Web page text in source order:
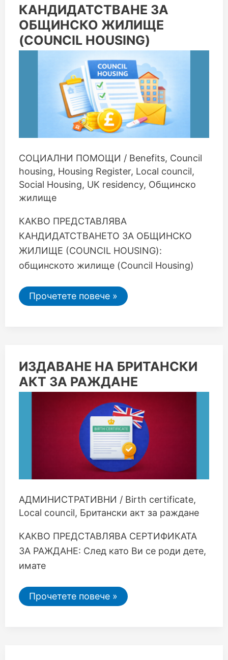
КАНДИДАТСТВАНЕ ЗА
ОБЩИНСКО ЖИЛИЩЕ
(COUNCIL HOUSING)
СОЦИАЛНИ ПОМОЩИ / Benefits, Council
housing, Housing Register, Local council,
Social Housing, UK residency, Общинско
жилище
КАКВО ПРЕДСТАВЛЯВА
КАНДИДАТСТВАНЕТО ЗА ОБЩИНСКО
ЖИЛИЩЕ (COUNCIL HOUSING):
общинското жилище (Council Housing)
КАНДИДАТСТВАНЕ
ЗА
ОБЩИНСКО
ЖИЛИЩЕ
(COUNCIL
HOUSING)
Прочетете повече »
ИЗДАВАНЕ НА БРИТАНСКИ
АКТ ЗА РАЖДАНЕ
АДМИНИСТРАТИВНИ / Birth certificate,
Local council, Британски акт за раждане
КАКВО ПРЕДСТАВЛЯВА СЕРТИФИКАТА
ЗА РАЖДАНЕ: След като Ви се роди дете,
имате
ИЗДАВАНЕ
НА
БРИТАНСКИ
АКТ
Прочетете повече »